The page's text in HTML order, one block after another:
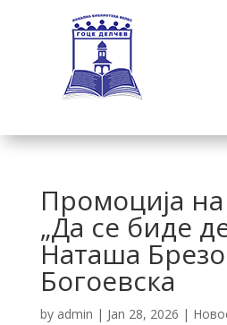
Промоција
„Да се биде
Наташа
Богоевска
by admin | Jan 28, 2026 |